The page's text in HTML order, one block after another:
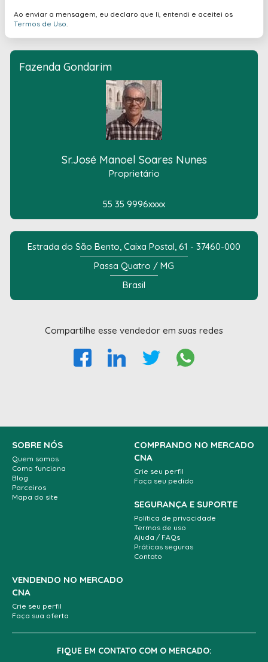
Ao enviar a mensagem, eu declaro que li, entendi e aceitei os
Termos de Uso
Fazenda Gondarim
Sr.José Manoel Soares Nunes
Proprietário
55 35 9996xxxx
Estrada do São Bento, Caixa Postal, 61 - 37460-000
Passa Quatro / MG
Brasil
Compartilhe esse vendedor em suas redes
SOBRE NÓS
Quem somos
Como funciona
Blog
Parceiros
Mapa do site
COMPRANDO NO MERCADO
CNA
Crie seu perfil
Faça seu pedido
SEGURANÇA E SUPORTE
Política de privacidade
Termos de uso
Ajuda / FAQs
Práticas seguras
Contato
VENDENDO NO MERCADO
CNA
Crie seu perfil
Faça sua oferta
FIQUE EM CONTATO COM O MERCADO: